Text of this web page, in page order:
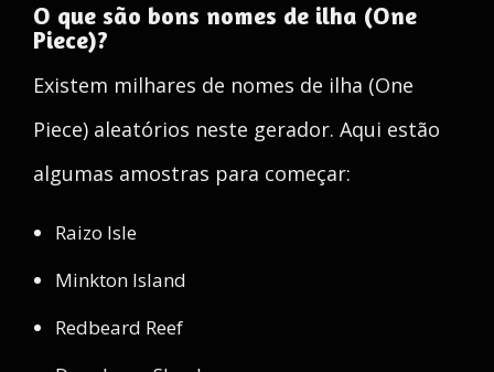
O que são bons nomes de ilha (One
Piece)?
Existem milhares de nomes de ilha (One
Piece) aleatórios neste gerador. Aqui estão
algumas amostras para começar:
Raizo Isle
Minkton Island
Redbeard Reef